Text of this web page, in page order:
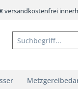
versandkostenfrei